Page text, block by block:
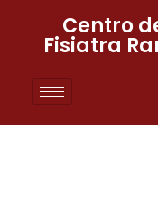
Centro
Fisiatra